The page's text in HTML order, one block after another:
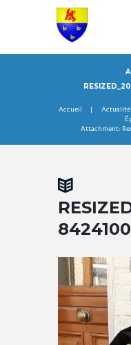
Accueil
Attachment: